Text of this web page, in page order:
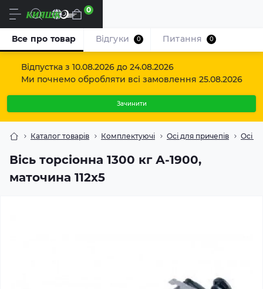
Відпустка з 10.08.2026 до 24.08.2026
Ми почнемо обробляти всі замовлення 25.08.2026
Зачинити
Uk 0
Каталог товарів Комплектуючі Осі для причепів Осі
Вісь торсіонна 1300 кг А-1900,
маточина 112х5
Все про товар Відгуки 0 Питання 0